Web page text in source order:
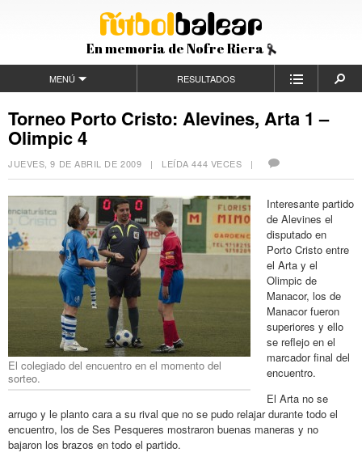
En memoria de Nofre Riera
MENÚ RESULTADOS
Torneo Porto Cristo: Alevines, Arta 1 –
Olimpic 4
JUEVES, 9 DE ABRIL DE 2009 | LEÍDA 444 VECES |
El colegiado del encuentro en el momento del
sorteo.
Interesante partido
de Alevines el
disputado en
Porto Cristo entre
el Arta y el
Olimpic de
Manacor, los de
Manacor fueron
superiores y ello
se reflejo en el
marcador final del
encuentro.
El Arta no se
arrugo y le planto cara a su rival que no se pudo relajar durante todo el
encuentro, los de Ses Pesqueres mostraron buenas maneras y no
bajaron los brazos en todo el partido.